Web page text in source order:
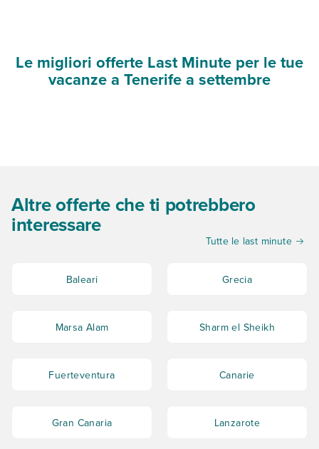
Le migliori offerte Last Minute per le tue
vacanze a Tenerife a settembre
Altre offerte che ti potrebbero
interessare
Tutte le last minute
Baleari Grecia
Marsa Alam Sharm el Sheikh
Fuerteventura Canarie
Gran Canaria Lanzarote